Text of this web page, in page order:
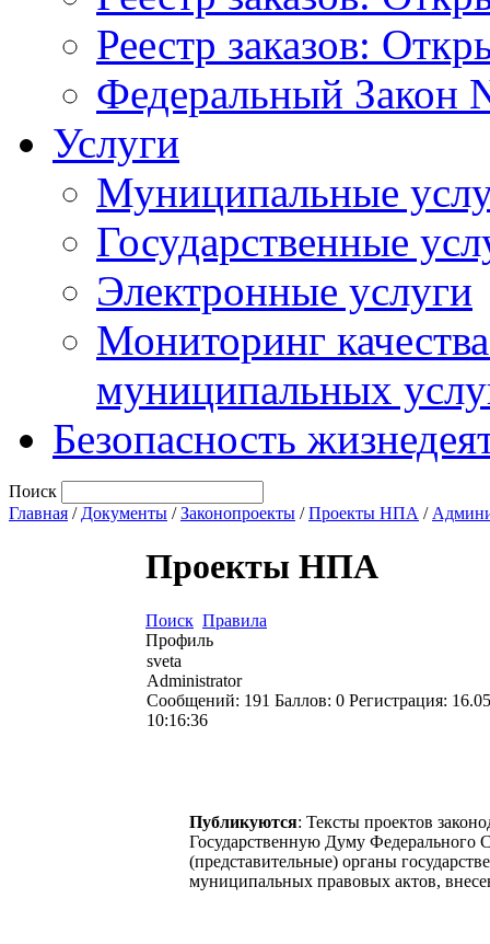
Реестр заказов:
Федеральный Закон
Услуги
Муниципальные
Государственные
Электронные услуги
Мониторинг
муниципальных
Безопасность
Поиск
Главная / Документы /Законопроекты /Проекты НПА /
Проекты НПА
Поиск Правила
Профиль
sveta
Administrator
Сообщений: 191 Баллов: 0 Регистрация:
10:16:36
Публикуются: Тексты проектов
Государственную Думу Федерального
(представительные) органы
муниципальных правовых актов,